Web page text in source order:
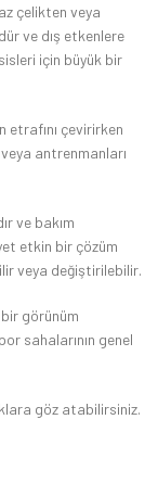
çelikten veya
ve dış etkenlere
için büyük bir
etrafını çevirirken
antrenmanları
ve bakım
etkin bir çözüm
veya değiştirilebilir.
görünüm
sahalarının genel
göz atabilirsiniz.